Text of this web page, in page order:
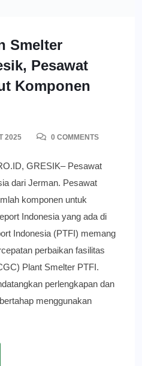
Smelter
Pesawat
Komponen
2025 0 COMMENTS
GRESIK– Pesawat
dari Jerman. Pesawat
komponen untuk
Indonesia yang ada di
Indonesia (PTFI) memang
perbaikan fasilitas
Plant Smelter PTFI.
perlengkapan dan
menggunakan